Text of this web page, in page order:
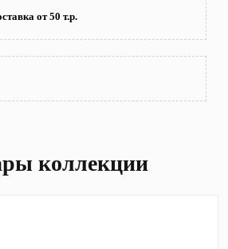
от 50 т.р.
коллекции